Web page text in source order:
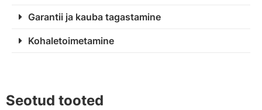
Garantii ja kauba tagastamine
Kohaletoimetamine
Seotud tooted